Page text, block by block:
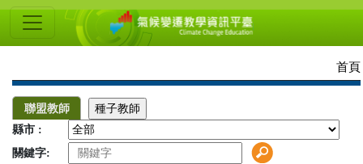
氣
候
遷
教
學
首頁
聯盟教師 種子教師
縣市 :
關鍵字: 搜尋